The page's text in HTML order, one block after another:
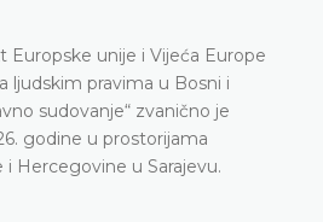
Europske unije i Vijeća Europe
ljudskim pravima u Bosni i
sudovanje“ zvanično je
godine u prostorijama
Hercegovine u Sarajevu.